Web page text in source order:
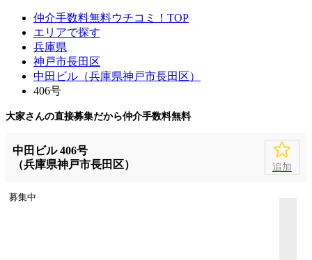
仲介手数料無料ウチコミ！TOP
エリアで探す
兵庫県
神戸市長田区
中田ビル（兵庫県神戸市長田区）
406号
大家さんの直接募集だから仲介手数料無料
中田ビル 406号
（兵庫県神戸市長田区）
追加
募集中